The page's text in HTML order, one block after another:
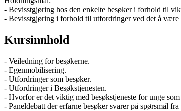
- Bevisstgjøring hos den enkelte besøker i forhold til
- Bevisstgjøring i forhold til utfordringer ved det å være
Kursinnhold
- Veiledning for besøkerne.
- Egenmobilisering.
- Utfordringer som besøker.
- Utfordringer i Besøkstjenesten.
- Hvorfor er det viktig med besøkstjeneste for unge
- Paneldebatt der erfarne besøker svarer på spørsmål fra